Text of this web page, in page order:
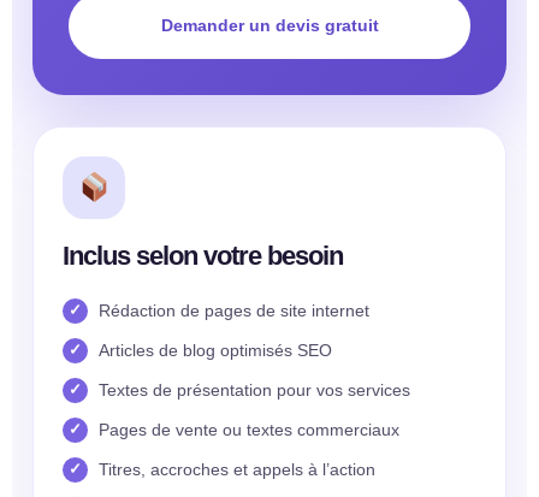
Demander un devis gratuit
Inclus selon votre besoin
Rédaction de pages de site internet
Articles de blog optimisés SEO
Textes de présentation pour vos services
Pages de vente ou textes commerciaux
Titres, accroches et appels à l’action